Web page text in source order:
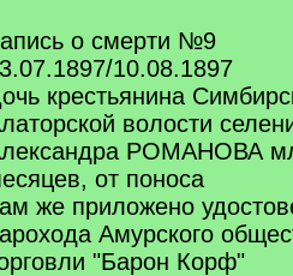
о смерти №9
10.08.1897
крестьянина
волости
РОМАНОВА
от поноса
же приложено
Амурского
"Барон Корф"